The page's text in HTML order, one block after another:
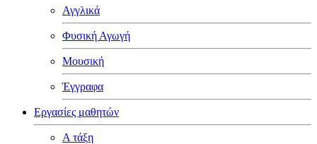
Αγγλικά
Φυσική Αγωγή
Μουσική
Έγγραφα
Εργασίες μαθητών
Α τάξη